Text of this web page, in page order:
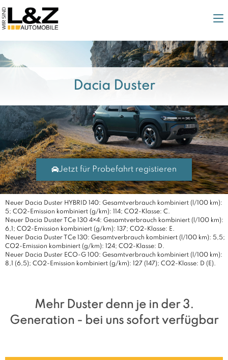
Dacia Duster
Jetzt für Probefahrt registieren
Neuer Dacia Duster HYBRID 140: Gesamtverbrauch kombiniert (l/100 km):
5; CO2-Emission kombiniert (g/km): 114; CO2-Klasse: C.
Neuer Dacia Duster TCe 130 4×4: Gesamtverbrauch kombiniert (l/100 km):
6,1; CO2-Emission kombiniert (g/km): 137; CO2-Klasse: E.
Neuer Dacia Duster TCe 130: Gesamtverbrauch kombiniert (l/100 km): 5,5;
CO2-Emission kombiniert (g/km): 124; CO2-Klasse: D.
Neuer Dacia Duster ECO-G 100: Gesamtverbrauch kombiniert (l/100 km):
8,1 (6,5); CO2-Emission kombiniert (g/km): 127 (147); CO2-Klasse: D (E).
Mehr Duster denn je in der 3.
Generation - bei uns sofort verfügbar